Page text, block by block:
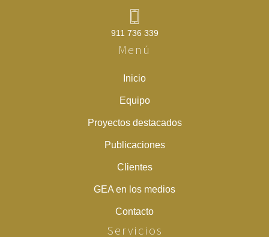
911 736 339
Menú
Inicio
Equipo
Proyectos destacados
Publicaciones
Clientes
GEA en los medios
Contacto
Servicios